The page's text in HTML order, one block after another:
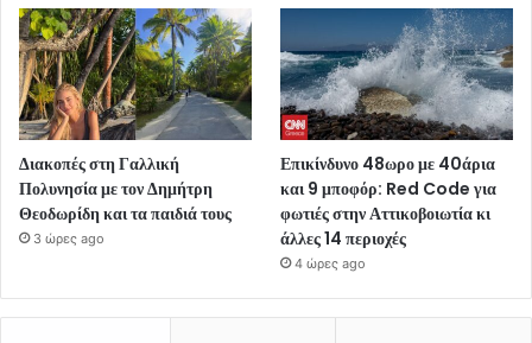
Διακοπές στη Γαλλική
Πολυνησία με τον Δημήτρη
Θεοδωρίδη και τα παιδιά τους
3 ώρες ago
Επικίνδυνο 48ωρο με 40άρια
και 9 μποφόρ: Red Code για
φωτιές στην Αττικοβοιωτία κι
άλλες 14 περιοχές
4 ώρες ago